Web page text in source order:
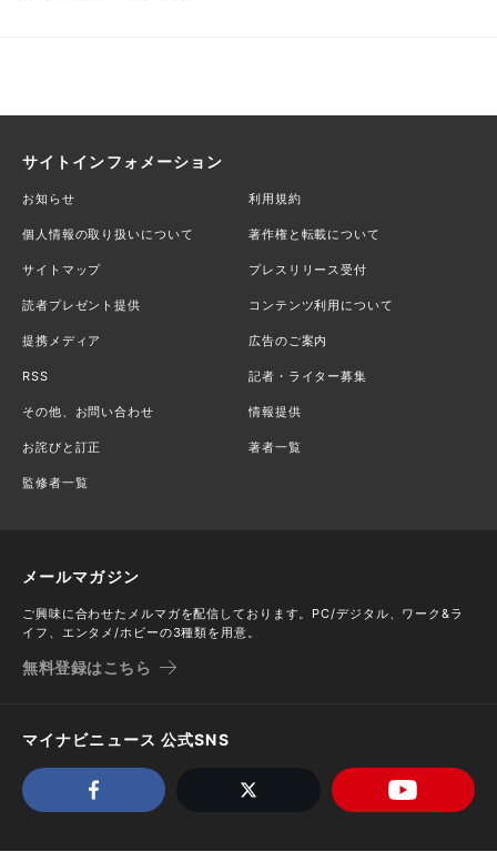
サイトインフォメーション
お知らせ 利用規約
個人情報の取り扱いについて 著作権と転載について
サイトマップ プレスリリース受付
読者プレゼント提供 コンテンツ利用について
提携メディア 広告のご案内
RSS 記者・ライター募集
その他、お問い合わせ 情報提供
お詫びと訂正 著者一覧
監修者一覧
メールマガジン
ご興味に合わせたメルマガを配信しております。PC/デジタル、ワーク&ラ
イフ、エンタメ/ホビーの3種類を用意。
無料登録はこちら
マイナビニュース 公式SNS